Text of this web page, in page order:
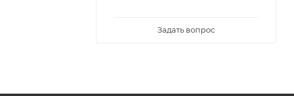
Задать вопрос